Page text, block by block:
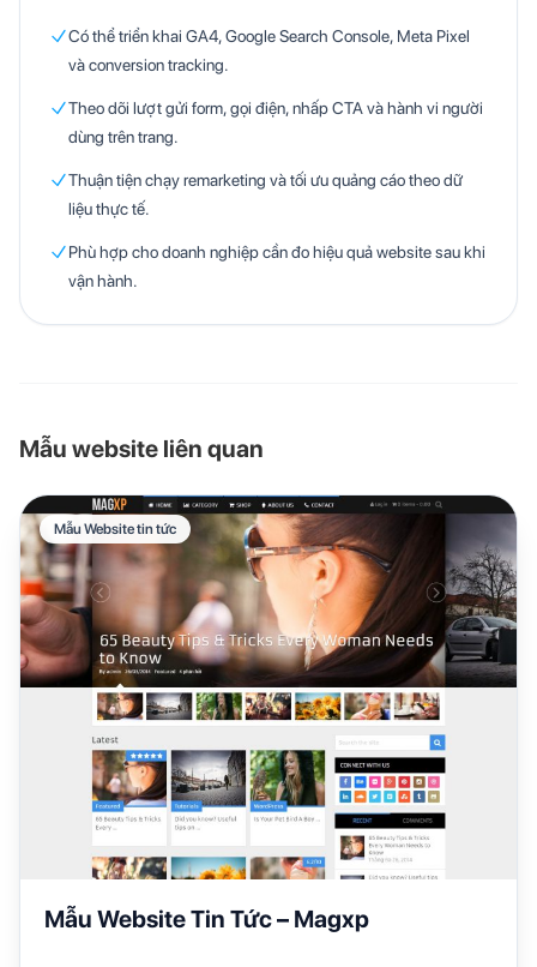
Có thể triển khai GA4, Google Search Console, Meta Pixel
và conversion tracking.
Theo dõi lượt gửi form, gọi điện, nhấp CTA và hành vi người
dùng trên trang.
Thuận tiện chạy remarketing và tối ưu quảng cáo theo dữ
liệu thực tế.
Phù hợp cho doanh nghiệp cần đo hiệu quả website sau khi
vận hành.
Mẫu website liên quan
Mẫu Website tin tức
Mẫu Website Tin Tức – Magxp